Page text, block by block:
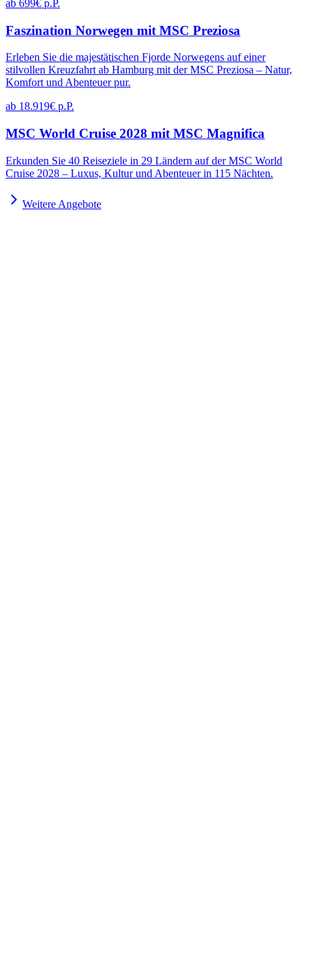
ab 699€ p.P.
Faszination Norwegen mit MSC Preziosa
Erleben Sie die majestätischen Fjorde Norwegens auf einer
stilvollen Kreuzfahrt ab Hamburg mit der MSC Preziosa – Natur,
Komfort und Abenteuer pur.
ab 18.919€ p.P.
MSC World Cruise 2028 mit MSC Magnifica
Erkunden Sie 40 Reiseziele in 29 Ländern auf der MSC World
Cruise 2028 – Luxus, Kultur und Abenteuer in 115 Nächten.
Weitere Angebote